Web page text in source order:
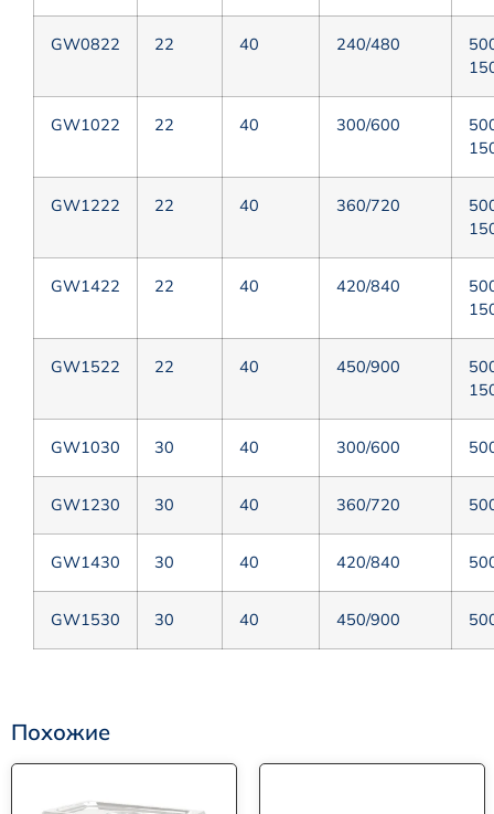
GW0822 22 40 240/480
GW1022 22 40 300/600
GW1222 22 40 360/720
GW1422 22 40 420/840
GW1522 22 40 450/900
GW1030 30 40 300/600
GW1230 30 40 360/720
GW1430 30 40 420/840
GW1530 30 40 450/900
Похожие